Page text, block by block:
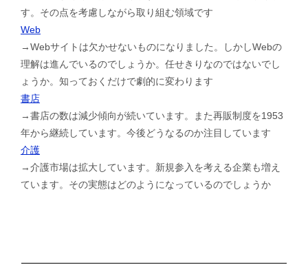
す。その点を考慮しながら取り組む領域です
Web
→Webサイトは欠かせないものになりました。しかしWebの
理解は進んでいるのでしょうか。任せきりなのではないでし
ょうか。知っておくだけで劇的に変わります
書店
→書店の数は減少傾向が続いています。また再販制度を1953
年から継続しています。今後どうなるのか注目しています
介護
→介護市場は拡大しています。新規参入を考える企業も増え
ています。その実態はどのようになっているのでしょうか